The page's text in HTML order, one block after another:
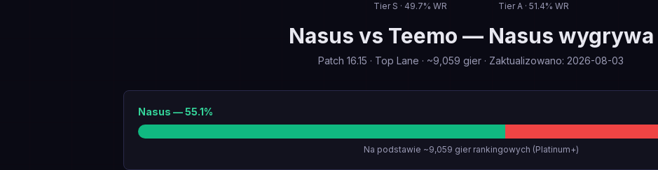
Tier S · 49.7% WR TierA· 51.4% WR
Nasus vs Teemo — Nasus wygrywa
Patch 16.15 · Top Lane · ~9,059 gier · Zaktualizowano: 2026-08-03
Nasus —55.1%
Na podstawie ~9,059 gier rankingowych (Platinum+)